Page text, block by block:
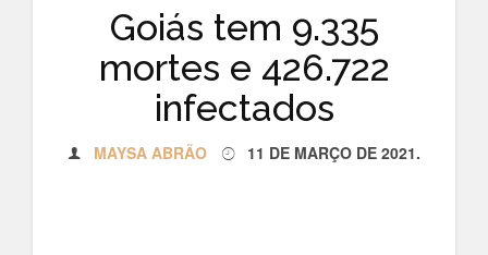
Goiás tem 9.335
mortes e 426.722
infectados
MAYSA ABRÃO 11 DE MARÇO DE 2021.